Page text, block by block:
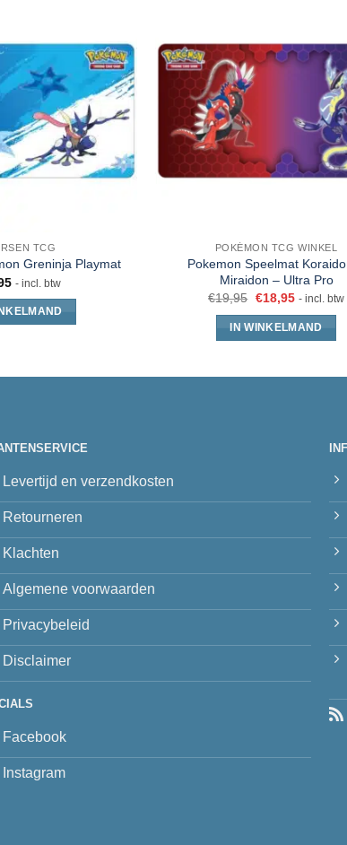
TCG
Greninja Playmat
- incl. btw
POKÉMON TCG WINKEL
Pokemon Speelmat
Miraidon – Ultra Pro
€19,95 €18,95 - incl. btw
IN WINKELMAND
Levertijd en verzendkosten
Retourneren
Klachten
Algemene voorwaarden
Privacybeleid
Disclaimer
Facebook
Instagram